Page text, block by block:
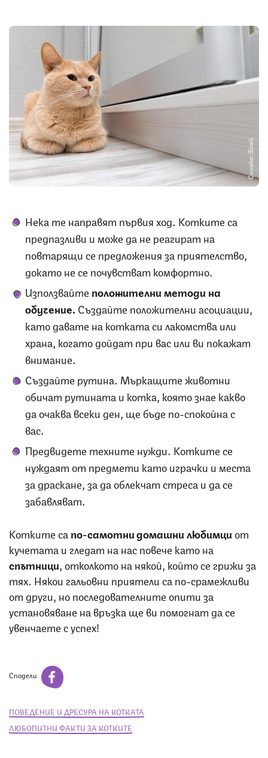
Снимка: iStock
Нека те направят първия ход. Котките са
предпазливи и може да не реагират на
повтарящи се предложения за приятелство,
докато не се почувстват комфортно.
Използвайте положителни методи на
обучение. Създайте положителни асоциации,
като давате на котката си лакомства или
храна, когато дойдат при вас или ви покажат
внимание.
Създайте рутина. Мъркащите животни
обичат рутината и котка, която знае какво
да очаква всеки ден, ще бъде по-спокойна с
вас.
Предвидете техните нужди. Котките се
нуждаят от предмети като играчки и места
за драскане, за да облекчат стреса и да се
забавляват.
Котките са по-самотни домашни любимциот
кучетата и гледат на нас повече като на
спътници , отколкото на някой, който се грижи за
тях. Някои гальовни приятели са по-срамежливи
от други, но последователните опити за
установяване на връзка ще ви помогнат да се
увенчаете с успех!
Сподели
ПОВЕДЕНИЕ И ДРЕСУРА НА КОТКАТА
ЛЮБОПИТНИ ФАКТИ ЗА КОТКИТЕ